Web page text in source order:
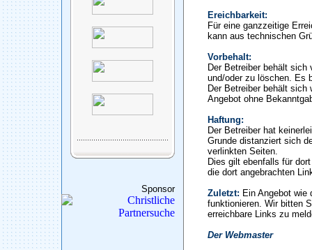
Sponsor
Ereichbarkeit:
Für eine ganzzeitige
kann aus technischen
Vorbehalt:
Der Betreiber behält sich
und/oder zu löschen. Es
Der Betreiber behält sich
Angebot ohne
Haftung:
Der Betreiber hat
Grunde distanziert sich
verlinkten Seiten.
Dies gilt ebenfalls für
die dort angebrachten
Zuletzt: Ein Angebot wie
funktionieren. Wir bitten
erreichbare Links zu
Der Webmaster